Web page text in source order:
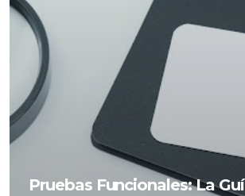
Pruebas Funcionales: La